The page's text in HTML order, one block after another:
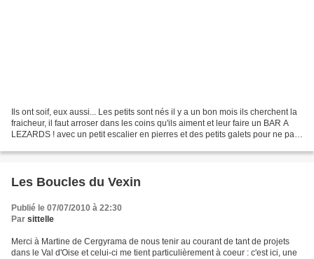
Ils ont soif, eux aussi... Les petits sont nés il y a un bon mois ils cherchent la
fraicheur, il faut arroser dans les coins qu'ils aiment et leur faire un BAR A
LEZARDS ! avec un petit escalier en pierres et des petits galets pour ne pas
Les Boucles du Vexin
Publié le 07/07/2010 à 22:30
Par sittelle
Merci à Martine de Cergyrama de nous tenir au courant de tant de projets
dans le Val d'Oise et celui-ci me tient particulièrement à coeur : c'est ici, une